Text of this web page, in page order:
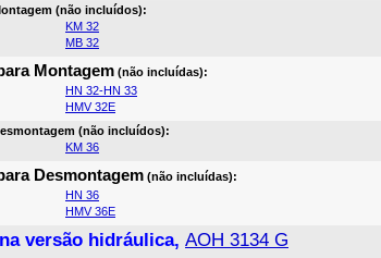
(não incluídos):
KM 32
MB 32
Montagem (não incluídas):
HN 32-HN 33
HMV 32E
(não incluídos):
KM 36
Desmontagem (não incluídas):
HN 36
HMV 36E
versão hidráulica, AOH 3134 G